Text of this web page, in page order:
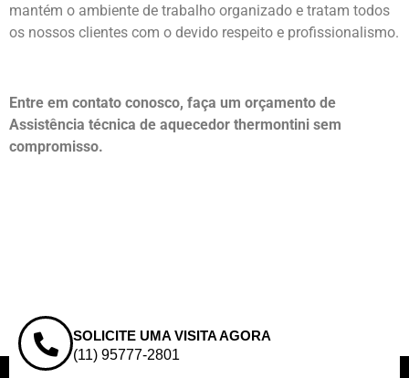
mantém o ambiente de trabalho organizado e tratam todos
os nossos clientes com o devido respeito e profissionalismo.
Entre em contato conosco, faça um orçamento de
Assistência técnica de aquecedor thermontini sem
compromisso.
SOLICITE UMA VISITA AGORA
(11) 95777-2801